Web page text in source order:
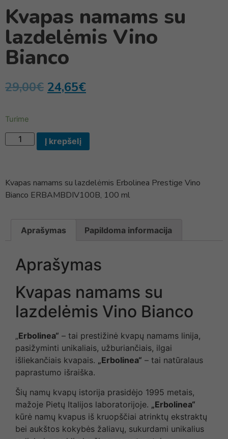
Kvapas namams su
lazdelėmis Vino
Bianco
29,00€ 24,65€
Turime
Į krepšelį
Kvapas namams su lazdelėmis Erbolinea Prestige Vino
Bianco ERBAMBDIV100B, 100 ml
Aprašymas Papildoma informacija
Aprašymas
Kvapas namams su
lazdelėmis Vino Bianco
„Erbolinea“ – tai prestižinė kvapų namams linija,
pasižyminti unikaliais, užburiančiais, ilgai
išliekančiais kvapais. „Erbolinea“ – tai natūralaus
paprastumo išraiška.
Šių namų kvapų istorija prasidėjo 1995 metais,
mažoje Pietų Italijos laboratorijoje. „Erbolinea“
kūrė namų kvapus iš kruopščiai atrinktų ekstraktų
bei aukštos kokybės žaliavų, sukurdami unikalius